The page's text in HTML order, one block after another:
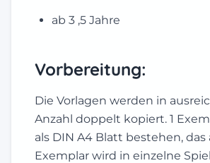
ab 3 ,5 Jahre
Vorbereitung:
Die Vorlagen werden in
Anzahl doppelt kopiert. 1
als DIN A4 Blatt bestehen, das
Exemplar wird in einzelne